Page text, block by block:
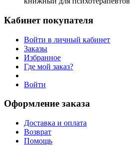
Кабинет покупателя
Войти в личный кабинет
Заказы
Избранное
Где мой заказ?
Войти
Оформление заказа
Доставка и оплата
Возврат
Помощь